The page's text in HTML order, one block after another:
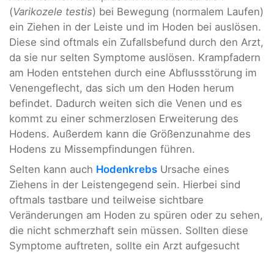
(Varikozele testis) bei Bewegung (normalem Laufen)
ein Ziehen in der Leiste und im Hoden bei auslösen.
Diese sind oftmals ein Zufallsbefund durch den Arzt,
da sie nur selten Symptome auslösen. Krampfadern
am Hoden entstehen durch eine Abflussstörung im
Venengeflecht, das sich um den Hoden herum
befindet. Dadurch weiten sich die Venen und es
kommt zu einer schmerzlosen Erweiterung des
Hodens. Außerdem kann die Größenzunahme des
Hodens zu Missempfindungen führen.
Selten kann auch Hodenkrebs Ursache eines
Ziehens in der Leistengegend sein. Hierbei sind
oftmals tastbare und teilweise sichtbare
Veränderungen am Hoden zu spüren oder zu sehen,
die nicht schmerzhaft sein müssen. Sollten diese
Symptome auftreten, sollte ein Arzt aufgesucht